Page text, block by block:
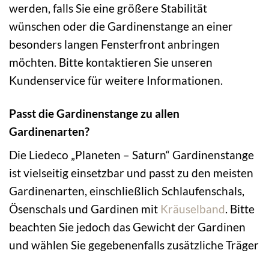
werden, falls Sie eine größere Stabilität
wünschen oder die Gardinenstange an einer
besonders langen Fensterfront anbringen
möchten. Bitte kontaktieren Sie unseren
Kundenservice für weitere Informationen.
Passt die Gardinenstange zu allen
Gardinenarten?
Die Liedeco „Planeten – Saturn“ Gardinenstange
ist vielseitig einsetzbar und passt zu den meisten
Gardinenarten, einschließlich Schlaufenschals,
Ösenschals und Gardinen mit Kräuselband. Bitte
beachten Sie jedoch das Gewicht der Gardinen
und wählen Sie gegebenenfalls zusätzliche Träger